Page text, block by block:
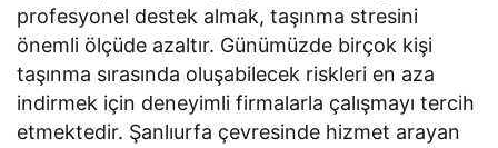
profesyonel destek almak, taşınma stresini
önemli ölçüde azaltır. Günümüzde birçok kişi
taşınma sırasında oluşabilecek riskleri en aza
indirmek için deneyimli firmalarla çalışmayı tercih
etmektedir. Şanlıurfa çevresinde hizmet arayan